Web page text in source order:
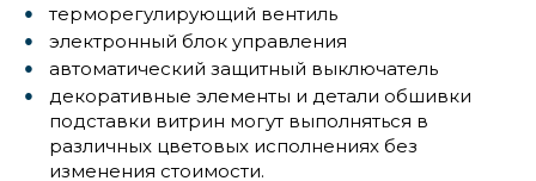
терморегулирующий вентиль
электронный блок управления
автоматический защитный выключатель
декоративные элементы и детали обшивки
подставки витрин могут выполняться в
различных цветовых исполнениях без
изменения стоимости.